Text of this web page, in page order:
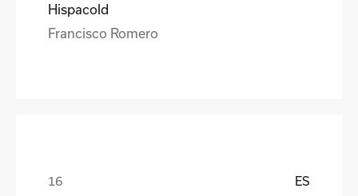
Hispacold
Francisco Romero
ES